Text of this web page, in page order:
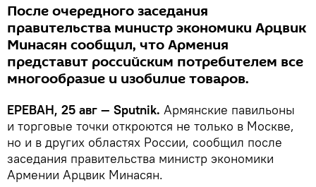
После очередного заседания
правительства министр экономики Арцвик
Минасян сообщил, что Армения
представит российским потребителем все
многообразие и изобилие товаров.
ЕРЕВАН, 25 авг — Sputnik. Армянские павильоны
и торговые точки откроются не только в Москве,
но и в других областях России, сообщил после
заседания правительства министр экономики
Армении Арцвик Минасян.